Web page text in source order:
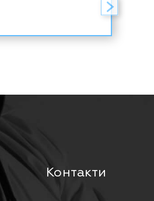
Контакти